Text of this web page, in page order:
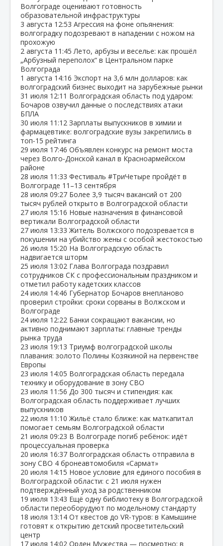
Волгограде оценивают готовность
образовательной инфраструктуры
3 августа 12:53 Агрессия на фоне опьянения:
волгоградку подозревают в нападении с ножом на
прохожую
2 августа 11:45 Лето, арбузы и веселье: как прошёл
„Арбузный переполох“ в Центральном парке
Волгограда
1 августа 14:16 Экспорт на 3,6 млн долларов: как
волгоградский бизнес выходит на зарубежные рынки
31 июля 12:11 Волгоградская область под ударом:
Бочаров озвучил данные о последствиях атаки
БПЛА
30 июля 11:12 Зарплаты выпускников в химии и
фармацевтике: волгоградские вузы закрепились в
топ‑15 рейтинга
29 июля 17:46 Объявлен конкурс на ремонт моста
через Волго‑Донской канал в Красноармейском
районе
28 июля 11:33 Фестиваль #ТриЧетыре пройдёт в
Волгограде 11–13 сентября
28 июля 09:27 Более 3,9 тысяч вакансий от 200
тысяч рублей открыто в Волгоградской области
27 июля 15:16 Новые назначения в финансовой
вертикали Волгоградской области
27 июля 13:33 Житель Волжского подозревается в
покушении на убийство жены с особой жестокостью
26 июля 15:20 На Волгоградскую область
надвигается шторм
25 июля 13:02 Глава Волгограда поздравил
сотрудников СК с профессиональным праздником и
отметил работу кадетских классов
24 июля 14:46 Губернатор Бочаров внепланово
проверил стройки: сроки сорваны в Волжском и
Волгограде
24 июля 12:22 Банки сокращают вакансии, но
активно поднимают зарплаты: главные тренды
рынка труда
23 июля 19:13 Триумф волгоградской школы
плавания: золото Полины Козякиной на первенстве
Европы
23 июля 14:05 Волгоградская область передала
технику и оборудование в зону СВО
23 июля 11:56 До 300 тысяч и стипендия: как
Волгоградская область поддерживает лучших
выпускников
22 июля 11:10 Жильё стало ближе: как маткапитал
помогает семьям Волгоградской области
21 июля 09:23 В Волгограде погиб ребёнок: идёт
процессуальная проверка
20 июля 16:37 Волгоградская область отправила в
зону СВО 4 бронеавтомобиля «Сармат»
20 июля 14:15 Новое условие для единого пособия в
Волгоградской области: с 21 июля нужен
подтверждённый уход за родственником
19 июля 13:43 Ещё одну библиотеку в Волгоградской
области переоборудуют по модельному стандарту
18 июля 13:14 От квестов до VR‑туров: в Камышине
готовят к открытию детский просветительский
центр
17 июля 14:02 Орден Мужества — посмертно: в